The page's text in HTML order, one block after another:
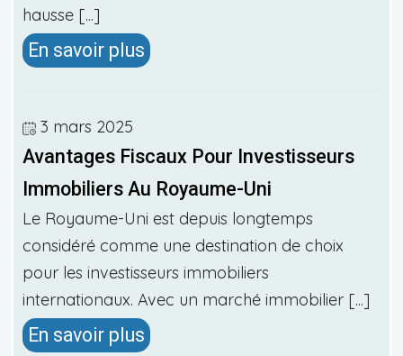
hausse [...]
En savoir plus
3 mars 2025
Avantages Fiscaux Pour Investisseurs
Immobiliers Au Royaume-Uni
Le Royaume-Uni est depuis longtemps
considéré comme une destination de choix
pour les investisseurs immobiliers
internationaux. Avec un marché immobilier [...]
En savoir plus